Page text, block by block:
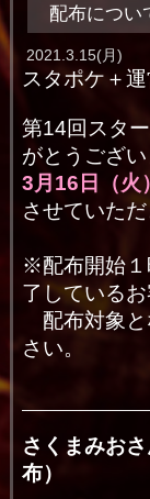
配布につい
2021.3.15(月)
スタポケ＋運
第14回スタ
がとうござい
3月16日（火
させていただ
※配布開始１
了している
配布対象と
さい。
さくまみお
布）